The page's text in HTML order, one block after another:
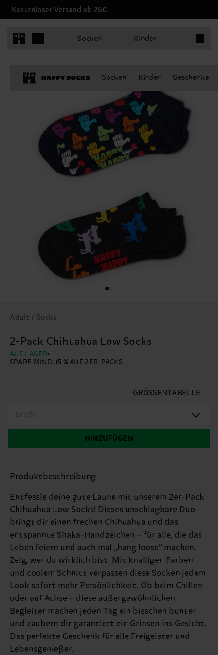
Kostenloser Versand ab 25€
Socken Kinder
Socken Kinder Geschenke
Adult / Socks
2-Pack Chihuahua Low Socks
AUF LAGER
SPARE MIND. 15 % AUF 2ER-PACKS
GRÖSSENTABELLE
Größe
HINZUFÜGEN
Produktbeschreibung
Entfessle deine gute Laune mit unserem 2er-Pack
Chihuahua Low Socks! Dieses unschlagbare Duo
bringt dir einen frechen Chihuahua und das
entspannte Shaka-Handzeichen – für alle, die das
Leben feiern und auch mal „hang loose“ machen.
Zeig, wer du wirklich bist: Mit knalligen Farben
und coolem Schnitt verpassen diese Socken jedem
Look sofort mehr Persönlichkeit. Ob beim Chillen
oder auf Achse – diese außergewöhnlichen
Begleiter machen jeden Tag ein bisschen bunter
und zaubern dir garantiert ein Grinsen ins Gesicht.
Das perfekte Geschenk für alle Freigeister und
Lebensgenießer.